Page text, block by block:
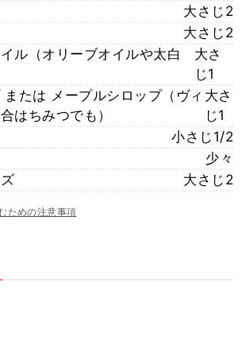
大さじ2
大さじ2
ル（オリーブオイルや太白
大さ
じ1
たは メープルシロップ（ヴィ
はちみつでも）
大さ
じ1
小さじ1/2
少々
大さじ2
ための注意事項